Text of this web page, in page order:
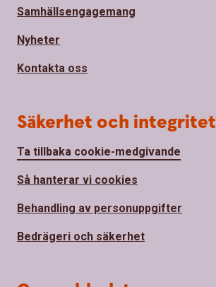
Samhällsengagemang
Nyheter
Kontakta oss
Säkerhet och integritet
Ta tillbaka cookie-medgivande
Så hanterar vi cookies
Behandling av personuppgifter
Bedrägeri och säkerhet